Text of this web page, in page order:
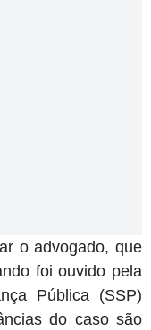
o advogado, que
foi ouvido pela
Pública (SSP)
do caso são